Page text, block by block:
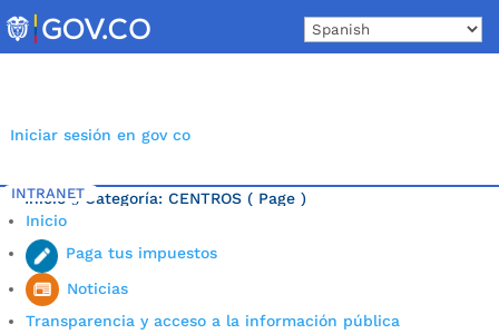
to
content
Iniciar sesión en gov co
INTRANET
Inicio
Paga tus impuestos
Noticias
Transparencia y acceso a la información pública
Inicio 5 Categoría: CENTROS ( Page )
Última noticia.